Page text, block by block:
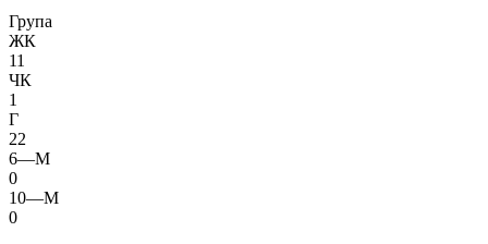
Група
ЖК
11
ЧК
1
Г
22
6—М
0
10—М
0